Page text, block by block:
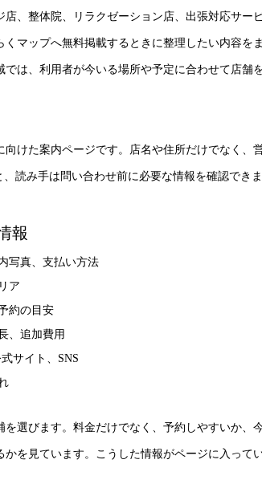
、整体院、リラクゼーション店、出張対応サー
マップへ無料掲載するときに整理したい内容を
は、利用者が今いる場所や予定に合わせて店舗
けた案内ページです。店名や住所だけでなく、
読み手は問い合わせ前に必要な情報を確認できま
報
写真、支払い方法
ア
約の目安
、追加費用
サイト、SNS
選びます。料金だけでなく、予約しやすいか、
を見ています。こうした情報がページに入って